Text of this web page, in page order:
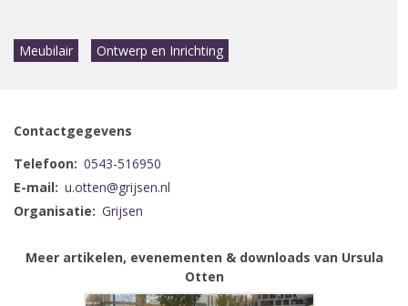
Meubilair Ontwerp en Inrichting
Contactgegevens
Telefoon
0543-516950
E-mail
u.otten@grijsen.nl
Organisatie
Grijsen
Meer artikelen, evenementen & downloads van Ursula
Otten